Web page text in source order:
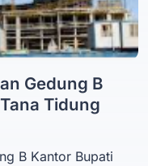
Gedung B
Tidung
B Kantor Bupati